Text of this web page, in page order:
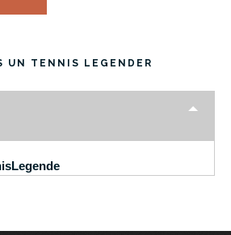
UN TENNIS LEGENDER